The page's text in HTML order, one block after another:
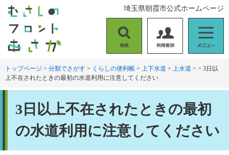
す
。
し
て
索
用
者
別
ニ
ュ
埼玉県朝霞市公式ホームページ
トップページ > 分類でさがす > くらしの便利帳 > 上下水道 > 上水道 > > 3日以
上不在されたときの最初の水道利用に注意してください
3日以上不在されたときの最初
の水道利用に注意してください